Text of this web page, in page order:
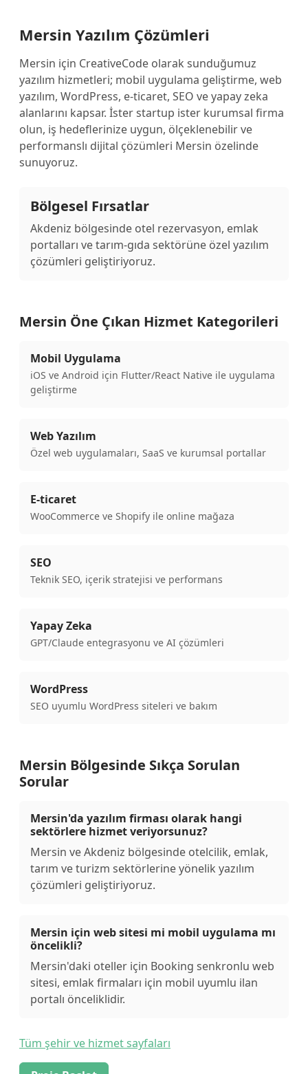
Mersin Yazılım Çözümleri
Mersin için CreativeCode olarak sunduğumuz
yazılım hizmetleri; mobil uygulama geliştirme, web
yazılım, WordPress, e-ticaret, SEO ve yapay zeka
alanlarını kapsar. İster startup ister kurumsal firma
olun, iş hedeflerinize uygun, ölçeklenebilir ve
performanslı dijital çözümleri Mersin özelinde
sunuyoruz.
Bölgesel Fırsatlar
Akdeniz bölgesinde otel rezervasyon, emlak
portalları ve tarım-gıda sektörüne özel yazılım
çözümleri geliştiriyoruz.
Mersin Öne Çıkan Hizmet Kategorileri
Mobil Uygulama
iOS ve Android için Flutter/React Native ile uygulama
geliştirme
Web Yazılım
Özel web uygulamaları, SaaS ve kurumsal portallar
E-ticaret
WooCommerce ve Shopify ile online mağaza
SEO
Teknik SEO, içerik stratejisi ve performans
Yapay Zeka
GPT/Claude entegrasyonu ve AI çözümleri
WordPress
SEO uyumlu WordPress siteleri ve bakım
Mersin Bölgesinde Sıkça Sorulan
Sorular
Mersin'da yazılım firması olarak hangi
sektörlere hizmet veriyorsunuz?
Mersin ve Akdeniz bölgesinde otelcilik, emlak,
tarım ve turizm sektörlerine yönelik yazılım
çözümleri geliştiriyoruz.
Mersin için web sitesi mi mobil uygulama mı
öncelikli?
Mersin'daki oteller için Booking senkronlu web
sitesi, emlak firmaları için mobil uyumlu ilan
portalı önceliklidir.
Tüm şehir ve hizmet sayfaları